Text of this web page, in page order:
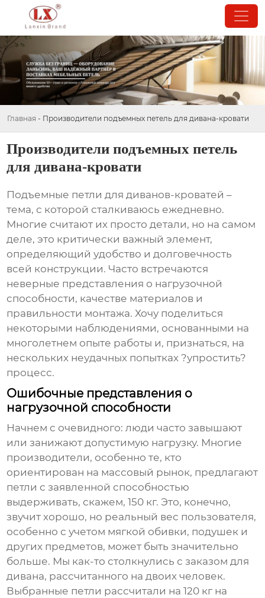
Главная - Производители подъемных петель для дивана-кровати
Производители подъемных петель
для дивана-кровати
Подъемные петли для диванов-кроватей –
тема, с которой сталкиваюсь ежедневно.
Многие считают их просто детали, но на самом
деле, это критически важный элемент,
определяющий удобство и долговечность
всей конструкции. Часто встречаются
неверные представления о нагрузочной
способности, качестве материалов и
правильности монтажа. Хочу поделиться
некоторыми наблюдениями, основанными на
многолетнем опыте работы и, признаться, на
нескольких неудачных попытках ?упростить?
процесс.
Ошибочные представления о
нагрузочной способности
Начнем с очевидного: люди часто завышают
или занижают допустимую нагрузку. Многие
производители, особенно те, кто
ориентирован на массовый рынок, предлагают
петли с заявленной способностью
выдерживать, скажем, 150 кг. Это, конечно,
звучит хорошо, но реальный вес пользователя,
особенно с учетом мягкой обивки, подушек и
других предметов, может быть значительно
больше. Мы как-то столкнулись с заказом для
дивана, рассчитанного на двоих человек.
Выбранные петли рассчитали на 120 кг на